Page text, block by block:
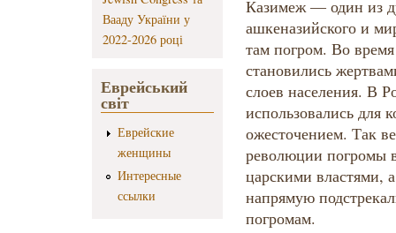
Вааду України у
2022-2026 році
Еврейський
світ
Еврейские
женщины
Интересные
ссылки
Казимеж — один из
ашкеназийского и
там погром. Во
становились
слоев населения. В
использовались для
ожесточением. Так
революции погромы
царскими властями,
напрямую
погромам.